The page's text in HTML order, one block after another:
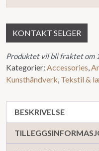
KONTAKT SELGER
Produktet vil bli fraktet om
Kategorier: Accessories,
Kunsthåndverk, Tekstil &
BESKRIVELSE